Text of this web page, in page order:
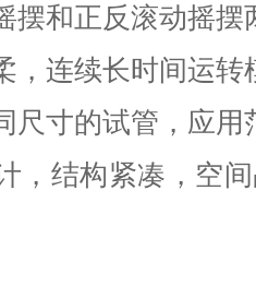
摆和正反滚动摇摆
连续长时间运转
寸的试管，应用
，结构紧凑，空